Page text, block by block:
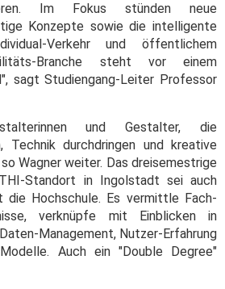
Im Fokus stünden neue
Konzepte sowie die intelligente
Verkehr und öffentlichem
Branche steht vor einem
sagt Studiengang-Leiter Professor
und Gestalter, die
Technik durchdringen und kreative
Wagner weiter. Das dreisemestrige
Standort in Ingolstadt sei auch
die Hochschule. Es vermittle Fach-
verknüpfe mit Einblicken in
Management, Nutzer-Erfahrung
Auch ein "Double Degree"